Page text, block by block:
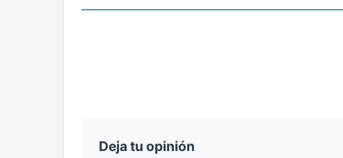
Deja tu opinión